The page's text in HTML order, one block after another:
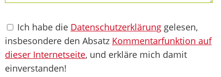
Ich habe die Datenschutzerklärung gelesen,
insbesondere den Absatz Kommentarfunktion auf
dieser Internetseite, und erkläre mich damit
einverstanden!